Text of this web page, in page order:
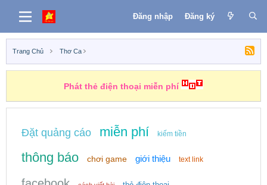
Đăng nhập Đăng ký
Trang Chủ Thơ Ca
Phát thẻ điện thoại miễn phí
Đặt quảng cáo miễn phí kiếm tiền
thông báo chơi game giới thiệu text link